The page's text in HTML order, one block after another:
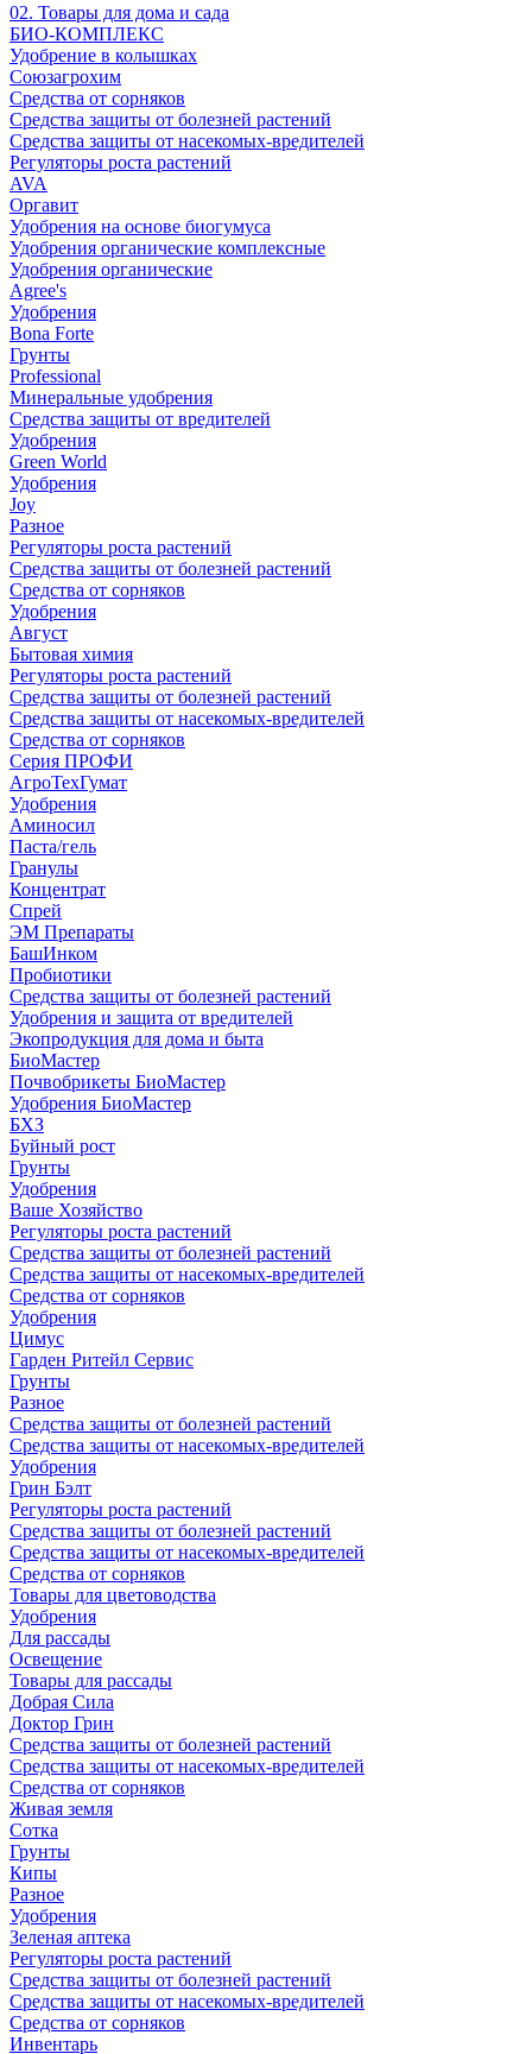
02. Товары для дома и сада
БИО-КОМПЛЕКС
Удобрение в колышках
Союзагрохим
Средства от сорняков
Средства защиты от болезней растений
Средства защиты от насекомых-вредителей
Регуляторы роста растений
AVA
Оргавит
Удобрения на основе биогумуса
Удобрения органические комплексные
Удобрения органические
Agree's
Удобрения
Bona Forte
Грунты
Professional
Минеральные удобрения
Средства защиты от вредителей
Удобрения
Green World
Удобрения
Joy
Разное
Регуляторы роста растений
Средства защиты от болезней растений
Средства от сорняков
Удобрения
Август
Бытовая химия
Регуляторы роста растений
Средства защиты от болезней растений
Средства защиты от насекомых-вредителей
Средства от сорняков
Серия ПРОФИ
АгроТехГумат
Удобрения
Аминосил
Паста/гель
Гранулы
Концентрат
Спрей
ЭМ Препараты
БашИнком
Пробиотики
Средства защиты от болезней растений
Удобрения и защита от вредителей
Экопродукция для дома и быта
БиоМастер
Почвобрикеты БиоМастер
Удобрения БиоМастер
БХЗ
Буйный рост
Грунты
Удобрения
Ваше Хозяйство
Регуляторы роста растений
Средства защиты от болезней растений
Средства защиты от насекомых-вредителей
Средства от сорняков
Удобрения
Цимус
Гарден Ритейл Сервис
Грунты
Разное
Средства защиты от болезней растений
Средства защиты от насекомых-вредителей
Удобрения
Грин Бэлт
Регуляторы роста растений
Средства защиты от болезней растений
Средства защиты от насекомых-вредителей
Средства от сорняков
Товары для цветоводства
Удобрения
Для рассады
Освещение
Товары для рассады
Добрая Сила
Доктор Грин
Средства защиты от болезней растений
Средства защиты от насекомых-вредителей
Средства от сорняков
Живая земля
Сотка
Грунты
Кипы
Разное
Удобрения
Зеленая аптека
Регуляторы роста растений
Средства защиты от болезней растений
Средства защиты от насекомых-вредителей
Средства от сорняков
Инвентарь